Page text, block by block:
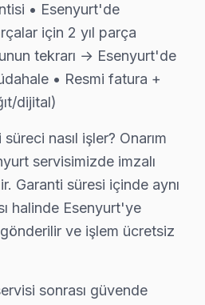
Esenyurt Tüm
servisi arayan tüm
Selahaddin Eyyubi,
Akşemseddin, Ardıçlı, Aşık
Görülen Arızalar
yapısıyla öne çıksa da
modellerde en yaygın
kullanıcılarının sıkça
ve LCD panel TV'ler için
• Esenyurt'de
için 2 yıl parça
tekrarı → Esenyurt'de
• Resmi fatura +
dijital)
nasıl işler? Onarım
servisimizde imzalı
Garanti süresi içinde aynı
halinde Esenyurt'ye
ve işlem ücretsiz
sonrası güvende